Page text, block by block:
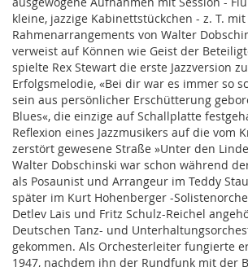
kleine, jazzige Kabinettstückchen - z. T. mit
Rahmenarrangements von Walter
verweist auf Können wie Geist der
spielte Rex Stewart die erste Jazzversion
Erfolgsmelodie, «Bei dir war es immer so
sein aus persönlicher Erschütterung
Blues«, die einzige auf Schallplatte
Reflexion eines Jazzmusikers auf die vom
zerstört gewesene Straße »Unter den
Walter Dobschinski war schon während
als Posaunist und Arrangeur im Teddy
später im Kurt Hohenberger -
Detlev Lais und Fritz Schulz-Reichel
Deutschen Tanz- und
gekommen. Als Orchesterleiter fungierte
1947, nachdem ihn der Rundfunk mit der